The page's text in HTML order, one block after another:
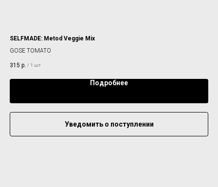
SELFMADE: Metod Veggie Mix
GOSE TOMATO
315 р. / 1 шт
Подробнее
Уведомить о поступлении